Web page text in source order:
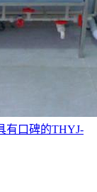
有口碑的THYJ-